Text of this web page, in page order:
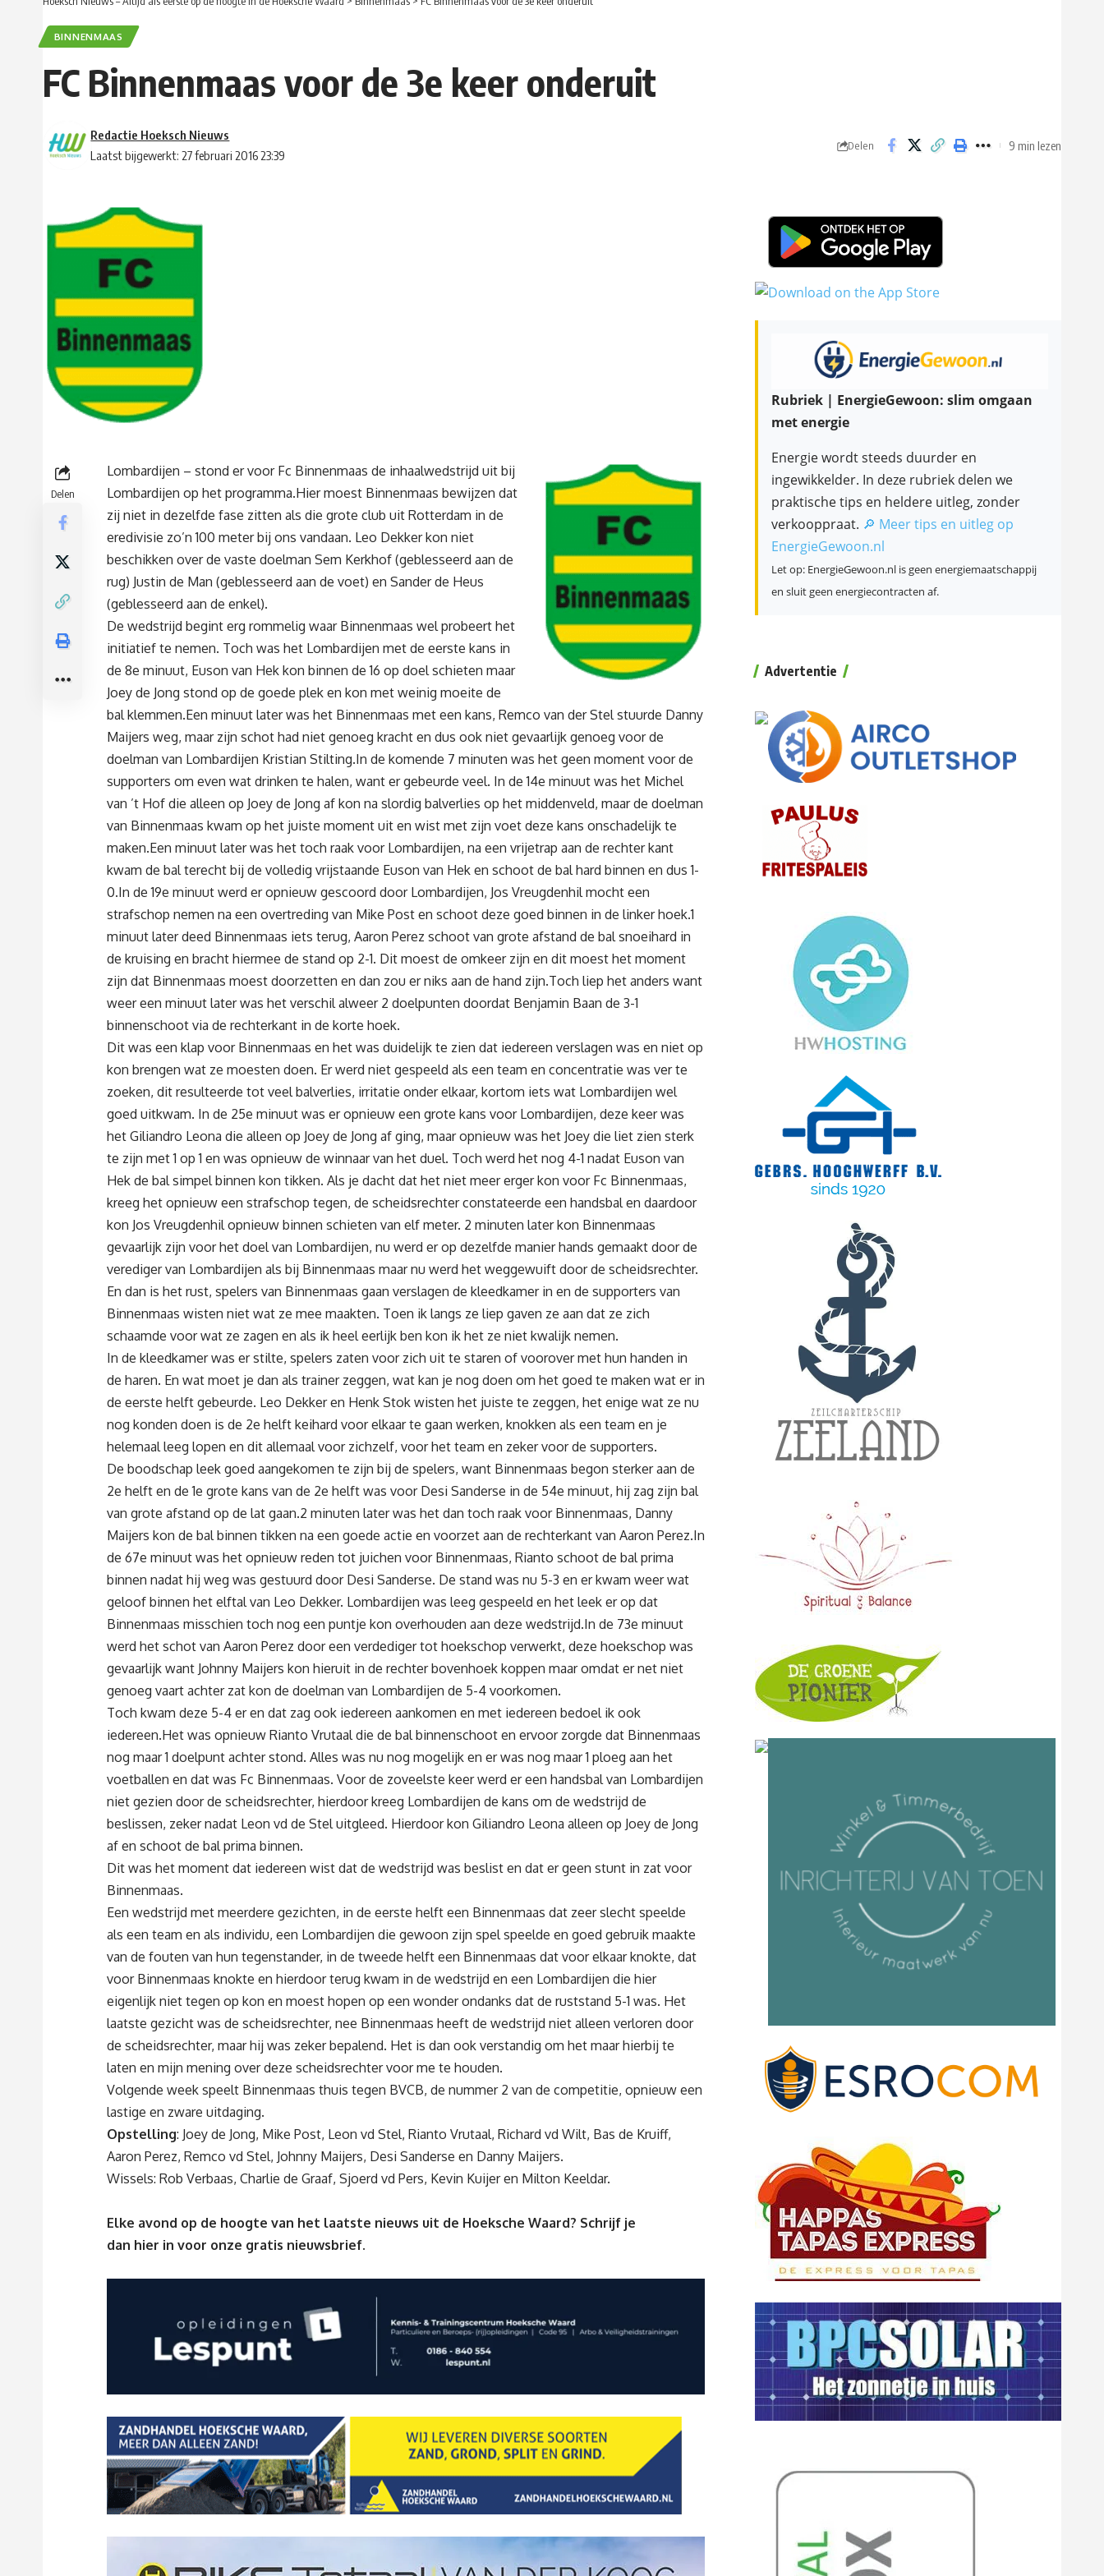
BINNENMAAS
FC Binnenmaas voor de 3e keer onderuit
Laatst bijgewerkt: 27 februari 2016 23:39
Redactie Hoeksch Nieuws
Delen 9 min lezen
Delen
Lombardijen – stond er voor Fc Binnenmaas de inhaalwedstrijd uit bij
Lombardijen op het programma.Hier moest Binnenmaas bewijzen dat
zij niet in dezelfde fase zitten als die grote club uit Rotterdam in de
eredivisie zo’n 100 meter bij ons vandaan. Leo Dekker kon niet
beschikken over de vaste doelman Sem Kerkhof (geblesseerd aan de
rug) Justin de Man (geblesseerd aan de voet) en Sander de Heus
(geblesseerd aan de enkel).
De wedstrijd begint erg rommelig waar Binnenmaas wel probeert het
initiatief te nemen. Toch was het Lombardijen met de eerste kans in
de 8e minuut, Euson van Hek kon binnen de 16 op doel schieten maar
Joey de Jong stond op de goede plek en kon met weinig moeite de
bal klemmen.Een minuut later was het Binnenmaas met een kans, Remco van der Stel stuurde Danny
Maijers weg, maar zijn schot had niet genoeg kracht en dus ook niet gevaarlijk genoeg voor de
doelman van Lombardijen Kristian Stilting.In de komende 7 minuten was het geen moment voor de
supporters om even wat drinken te halen, want er gebeurde veel. In de 14e minuut was het Michel
van ’t Hof die alleen op Joey de Jong af kon na slordig balverlies op het middenveld, maar de doelman
van Binnenmaas kwam op het juiste moment uit en wist met zijn voet deze kans onschadelijk te
maken.Een minuut later was het toch raak voor Lombardijen, na een vrijetrap aan de rechter kant
kwam de bal terecht bij de volledig vrijstaande Euson van Hek en schoot de bal hard binnen en dus 1-
0.In de 19e minuut werd er opnieuw gescoord door Lombardijen, Jos Vreugdenhil mocht een
strafschop nemen na een overtreding van Mike Post en schoot deze goed binnen in de linker hoek.1
minuut later deed Binnenmaas iets terug, Aaron Perez schoot van grote afstand de bal snoeihard in
de kruising en bracht hiermee de stand op 2-1. Dit moest de omkeer zijn en dit moest het moment
zijn dat Binnenmaas moest doorzetten en dan zou er niks aan de hand zijn.Toch liep het anders want
weer een minuut later was het verschil alweer 2 doelpunten doordat Benjamin Baan de 3-1
binnenschoot via de rechterkant in de korte hoek.
Dit was een klap voor Binnenmaas en het was duidelijk te zien dat iedereen verslagen was en niet op
kon brengen wat ze moesten doen. Er werd niet gespeeld als een team en concentratie was ver te
zoeken, dit resulteerde tot veel balverlies, irritatie onder elkaar, kortom iets wat Lombardijen wel
goed uitkwam. In de 25e minuut was er opnieuw een grote kans voor Lombardijen, deze keer was
het Giliandro Leona die alleen op Joey de Jong af ging, maar opnieuw was het Joey die liet zien sterk
te zijn met 1 op 1 en was opnieuw de winnaar van het duel. Toch werd het nog 4-1 nadat Euson van
Hek de bal simpel binnen kon tikken. Als je dacht dat het niet meer erger kon voor Fc Binnenmaas,
kreeg het opnieuw een strafschop tegen, de scheidsrechter constateerde een handsbal en daardoor
kon Jos Vreugdenhil opnieuw binnen schieten van elf meter. 2 minuten later kon Binnenmaas
gevaarlijk zijn voor het doel van Lombardijen, nu werd er op dezelfde manier hands gemaakt door de
verediger van Lombardijen als bij Binnenmaas maar nu werd het weggewuift door de scheidsrechter.
En dan is het rust, spelers van Binnenmaas gaan verslagen de kleedkamer in en de supporters van
Binnenmaas wisten niet wat ze mee maakten. Toen ik langs ze liep gaven ze aan dat ze zich
schaamde voor wat ze zagen en als ik heel eerlijk ben kon ik het ze niet kwalijk nemen.
In de kleedkamer was er stilte, spelers zaten voor zich uit te staren of voorover met hun handen in
de haren. En wat moet je dan als trainer zeggen, wat kan je nog doen om het goed te maken wat er in
de eerste helft gebeurde. Leo Dekker en Henk Stok wisten het juiste te zeggen, het enige wat ze nu
nog konden doen is de 2e helft keihard voor elkaar te gaan werken, knokken als een team en je
helemaal leeg lopen en dit allemaal voor zichzelf, voor het team en zeker voor de supporters.
De boodschap leek goed aangekomen te zijn bij de spelers, want Binnenmaas begon sterker aan de
2e helft en de 1e grote kans van de 2e helft was voor Desi Sanderse in de 54e minuut, hij zag zijn bal
van grote afstand op de lat gaan.2 minuten later was het dan toch raak voor Binnenmaas, Danny
Maijers kon de bal binnen tikken na een goede actie en voorzet aan de rechterkant van Aaron Perez.In
de 67e minuut was het opnieuw reden tot juichen voor Binnenmaas, Rianto schoot de bal prima
binnen nadat hij weg was gestuurd door Desi Sanderse. De stand was nu 5-3 en er kwam weer wat
geloof binnen het elftal van Leo Dekker. Lombardijen was leeg gespeeld en het leek er op dat
Binnenmaas misschien toch nog een puntje kon overhouden aan deze wedstrijd.In de 73e minuut
werd het schot van Aaron Perez door een verdediger tot hoekschop verwerkt, deze hoekschop was
gevaarlijk want Johnny Maijers kon hieruit in de rechter bovenhoek koppen maar omdat er net niet
genoeg vaart achter zat kon de doelman van Lombardijen de 5-4 voorkomen.
Toch kwam deze 5-4 er en dat zag ook iedereen aankomen en met iedereen bedoel ik ook
iedereen.Het was opnieuw Rianto Vrutaal die de bal binnenschoot en ervoor zorgde dat Binnenmaas
nog maar 1 doelpunt achter stond. Alles was nu nog mogelijk en er was nog maar 1 ploeg aan het
voetballen en dat was Fc Binnenmaas. Voor de zoveelste keer werd er een handsbal van Lombardijen
niet gezien door de scheidsrechter, hierdoor kreeg Lombardijen de kans om de wedstrijd de
beslissen, zeker nadat Leon vd de Stel uitgleed. Hierdoor kon Giliandro Leona alleen op Joey de Jong
af en schoot de bal prima binnen.
Dit was het moment dat iedereen wist dat de wedstrijd was beslist en dat er geen stunt in zat voor
Binnenmaas.
Een wedstrijd met meerdere gezichten, in de eerste helft een Binnenmaas dat zeer slecht speelde
als een team en als individu, een Lombardijen die gewoon zijn spel speelde en goed gebruik maakte
van de fouten van hun tegenstander, in de tweede helft een Binnenmaas dat voor elkaar knokte, dat
voor Binnenmaas knokte en hierdoor terug kwam in de wedstrijd en een Lombardijen die hier
eigenlijk niet tegen op kon en moest hopen op een wonder ondanks dat de ruststand 5-1 was. Het
laatste gezicht was de scheidsrechter, nee Binnenmaas heeft de wedstrijd niet alleen verloren door
de scheidsrechter, maar hij was zeker bepalend. Het is dan ook verstandig om het maar hierbij te
laten en mijn mening over deze scheidsrechter voor me te houden.
Volgende week speelt Binnenmaas thuis tegen BVCB, de nummer 2 van de competitie, opnieuw een
lastige en zware uitdaging.
Opstelling: Joey de Jong, Mike Post, Leon vd Stel, Rianto Vrutaal, Richard vd Wilt, Bas de Kruiff,
Aaron Perez, Remco vd Stel, Johnny Maijers, Desi Sanderse en Danny Maijers.
Wissels: Rob Verbaas, Charlie de Graaf, Sjoerd vd Pers, Kevin Kuijer en Milton Keeldar.
Elke avond op de hoogte van het laatste nieuws uit de Hoeksche Waard? Schrijf je
dan hier in voor onze gratis nieuwsbrief.
Rubriek | EnergieGewoon: slim omgaan
met energie
Energie wordt steeds duurder en
ingewikkelder. In deze rubriek delen we
praktische tips en heldere uitleg, zonder
verkooppraat. 🔎 Meer tips en uitleg op
EnergieGewoon.nl
Let op: EnergieGewoon.nl is geen energiemaatschappij
en sluit geen energiecontracten af.
Advertentie